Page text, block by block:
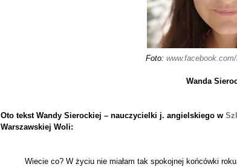
Foto:
Wanda
Oto tekst Wandy Sierockiej – nauczycielki j. angielskiego w
Warszawskiej Woli:
Wiecie co? W życiu nie miałam tak spokojnej końcówki